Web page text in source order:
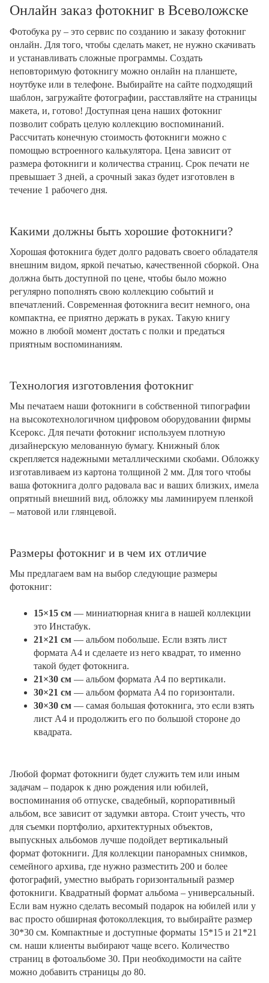
Онлайн заказ фотокниг в Всеволожске
Фотобука ру – это сервис по созданию и заказу фотокниг
онлайн. Для того, чтобы сделать макет, не нужно скачивать
и устанавливать сложные программы. Создать
неповторимую фотокнигу можно онлайн на планшете,
ноутбуке или в телефоне. Выбирайте на сайте подходящий
шаблон, загружайте фотографии, расставляйте на страницы
макета, и, готово! Доступная цена наших фотокниг
позволит собрать целую коллекцию воспоминаний.
Рассчитать конечную стоимость фотокниги можно с
помощью встроенного калькулятора. Цена зависит от
размера фотокниги и количества страниц. Срок печати не
превышает 3 дней, а срочный заказ будет изготовлен в
течение 1 рабочего дня.
Какими должны быть хорошие фотокниги?
Хорошая фотокнига будет долго радовать своего обладателя
внешним видом, яркой печатью, качественной сборкой. Она
должна быть доступной по цене, чтобы было можно
регулярно пополнять свою коллекцию событий и
впечатлений. Современная фотокнига весит немного, она
компактна, ее приятно держать в руках. Такую книгу
можно в любой момент достать с полки и предаться
приятным воспоминаниям.
Технология изготовления фотокниг
Мы печатаем наши фотокниги в собственной типографии
на высокотехнологичном цифровом оборудовании фирмы
Ксерокс. Для печати фотокниг используем плотную
дизайнерскую мелованную бумагу. Книжный блок
скрепляется надежными металлическими скобами. Обложку
изготавливаем из картона толщиной 2 мм. Для того чтобы
ваша фотокнига долго радовала вас и ваших близких, имела
опрятный внешний вид, обложку мы ламинируем пленкой
– матовой или глянцевой.
Размеры фотокниг и в чем их отличие
Мы предлагаем вам на выбор следующие размеры
фотокниг:
15×15 см — миниатюрная книга в нашей коллекции
это Инстабук.
21×21 см — альбом побольше. Если взять лист
формата А4 и сделаете из него квадрат, то именно
такой будет фотокнига.
21×30 см — альбом формата А4 по вертикали.
30×21 см — альбом формата А4 по горизонтали.
30×30 см — самая большая фотокнига, это если взять
лист А4 и продолжить его по большой стороне до
квадрата.
Любой формат фотокниги будет служить тем или иным
задачам – подарок к дню рождения или юбилей,
воспоминания об отпуске, свадебный, корпоративный
альбом, все зависит от задумки автора. Стоит учесть, что
для съемки портфолио, архитектурных объектов,
выпускных альбомов лучше подойдет вертикальный
формат фотокниги. Для коллекции панорамных снимков,
семейного архива, где нужно разместить 200 и более
фотографий, уместно выбрать горизонтальный размер
фотокниги. Квадратный формат альбома – универсальный.
Если вам нужно сделать весомый подарок на юбилей или у
вас просто обширная фотоколлекция, то выбирайте размер
30*30 см. Компактные и доступные форматы 15*15 и 21*21
см. наши клиенты выбирают чаще всего. Количество
страниц в фотоальбоме 30. При необходимости на сайте
можно добавить страницы до 80.